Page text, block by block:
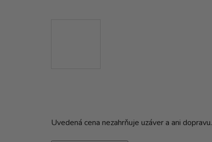
Uvedená cena nezahrňuje uzáver a ani dopravu.